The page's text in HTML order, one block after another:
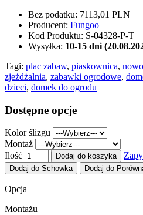
Bez podatku: 7113,01 PLN
Producent: Fungoo
Kod Produktu: S-04328-P-T
Wysyłka: 10-15 dni
Tagi: plac zabaw, piaskownica,
zjeżdżalnia, zabawki ogrodowe,
dzieci, domek do ogrodu
Dostępne opcje
Kolor ślizgu
Montaż
Ilość
Dodaj do koszyka
Dodaj do Schowka Dodaj do
Opcja
Montażu